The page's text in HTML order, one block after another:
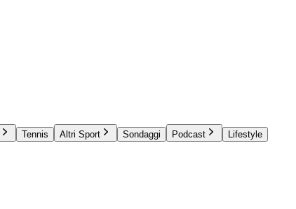
Tennis Altri Sport Sondaggi Podcast
Lifestyle